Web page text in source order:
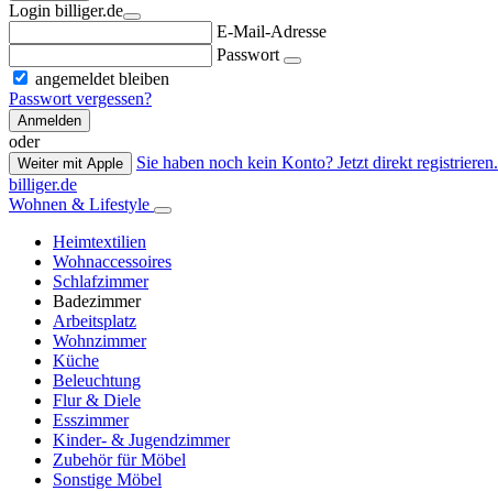
Login billiger.de
E-Mail-Adresse
Passwort
angemeldet bleiben
Passwort vergessen?
Anmelden
oder
Weiter mit Apple
Sie haben noch kein Konto? Jetzt direkt registrieren.
billiger.de
Wohnen & Lifestyle
Heimtextilien
Wohnaccessoires
Schlafzimmer
Badezimmer
Arbeitsplatz
Wohnzimmer
Küche
Beleuchtung
Flur & Diele
Esszimmer
Kinder- & Jugendzimmer
Zubehör für Möbel
Sonstige Möbel